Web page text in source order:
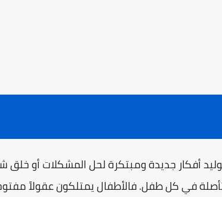
أفكار جديدة ومبتكرة لحل المشكلات أو
في كل طفل. فالأطفال يمتلكون عقولاً